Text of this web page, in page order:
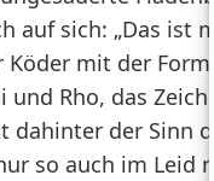
auf sich: „Das ist
Köder mit der
und Rho, das
dahinter der Sinn
so auch im Leid